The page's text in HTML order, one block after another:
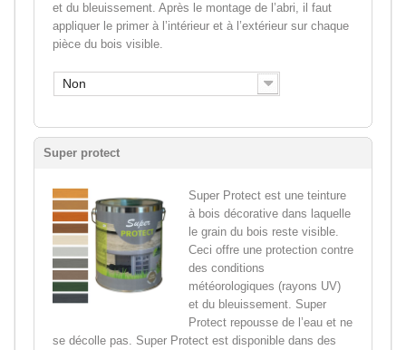
et du bleuissement. Après le montage de l’abri, il faut
appliquer le primer à l’intérieur et à l’extérieur sur chaque
pièce du bois visible.
Non
Super protect
Super Protect est une teinture
à bois décorative dans laquelle
le grain du bois reste visible.
Ceci offre une protection contre
des conditions
météorologiques (rayons UV)
et du bleuissement. Super
Protect repousse de l’eau et ne
se décolle pas. Super Protect est disponible dans des